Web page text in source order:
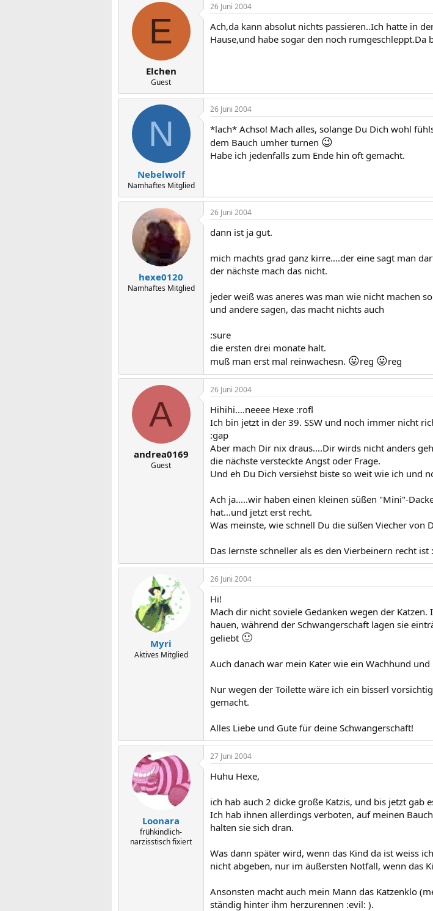
E
Elchen
Guest
26 Juni 2004
Ach,da kann absolut nichts passieren..Ich hatte in
Hause,und habe sogar den noch rumgeschleppt.Da
N
Nebelwolf
Namhaftes Mitglied
26 Juni 2004
*lach* Achso! Mach alles, solange Du Dich wohl
dem Bauch umher turnen 😉
Habe ich jedenfalls zum Ende hin oft gemacht.
hexe0120
Namhaftes Mitglied
26 Juni 2004
dann ist ja gut.
mich machts grad ganz kirre....der eine sagt man
der nächste mach das nicht.
jeder weiß was aneres was man wie nicht machen
und andere sagen, das macht nichts auch
:sure
die ersten drei monate halt.
muß man erst mal reinwachesn. 😛reg 😛reg
A
andrea0169
Guest
26 Juni 2004
Hihihi....neeee Hexe :rofl
Ich bin jetzt in der 39. SSW und noch immer nicht
:gap
Aber mach Dir nix draus....Dir wirds nicht anders
die nächste versteckte Angst oder Frage.
Und eh Du Dich versiehst biste so weit wie ich und
Ach ja.....wir haben einen kleinen süßen "Mini"-
hat...und jetzt erst recht.
Was meinste, wie schnell Du die süßen Viecher
Das lernste schneller als es den Vierbeinern recht ist
Myri
Aktives Mitglied
26 Juni 2004
Hi!
Mach dir nicht soviele Gedanken wegen der
hauen, während der Schwangerschaft lagen sie
geliebt 🙂
Auch danach war mein Kater wie ein Wachhund
Nur wegen der Toilette wäre ich ein bisserl
gemacht.
Alles Liebe und Gute für deine Schwangerschaft!
Loonara
frühkindlich-
narzisstisch fixiert
27 Juni 2004
Huhu Hexe,
ich hab auch 2 dicke große Katzis, und bis jetzt gab
Ich hab ihnen allerdings verboten, auf meinen
halten sie sich dran.
Was dann später wird, wenn das Kind da ist weiss
nicht abgeben, nur im äußersten Notfall, wenn das
Ansonsten macht auch mein Mann das Katzenklo
ständig hinter ihm herzurennen :evil: ).